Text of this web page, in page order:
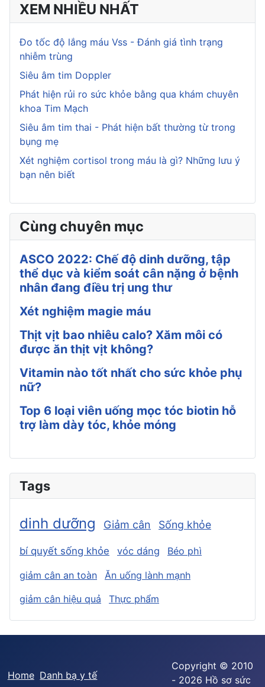
XEM NHIỀU NHẤT
Đo tốc độ lắng máu Vss - Đánh giá tình trạng
nhiễm trùng
Siêu âm tim Doppler
Phát hiện rủi ro sức khỏe bằng qua khám chuyên
khoa Tim Mạch
Siêu âm tim thai - Phát hiện bất thường từ trong
bụng mẹ
Xét nghiệm cortisol trong máu là gì? Những lưu ý
bạn nên biết
Cùng chuyên mục
ASCO 2022: Chế độ dinh dưỡng, tập
thể dục và kiểm soát cân nặng ở bệnh
nhân đang điều trị ung thư
Xét nghiệm magie máu
Thịt vịt bao nhiêu calo? Xăm môi có
được ăn thịt vịt không?
Vitamin nào tốt nhất cho sức khỏe phụ
nữ?
Top 6 loại viên uống mọc tóc biotin hỗ
trợ làm dày tóc, khỏe móng
Tags
dinh dưỡng Giảm cân Sống khỏe
bí quyết sống khỏe vóc dáng Béo phì
giảm cân an toàn
Ăn uống lành mạnh
giảm cân hiệu quả
Thực phẩm
Home Danh bạ y tế
Copyright © 2010
- 2026 Hồ sơ sức